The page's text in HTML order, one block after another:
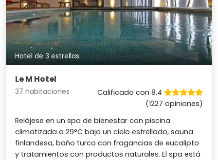
Hotel de 3 estrellas
Le M Hotel
37 habitaciones
Calificado con 8.4
(1227 opiniones)
Relájese en un spa de bienestar con piscina
climatizada a 29°C bajo un cielo estrellado, sauna
finlandesa, baño turco con fragancias de eucalipto
y tratamientos con productos naturales. El spa está